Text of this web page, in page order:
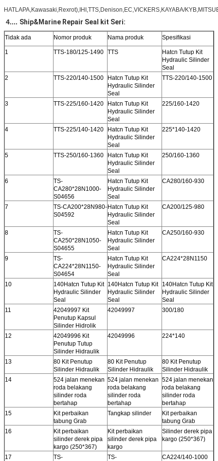
HATLAPA,Kawasaki,Rexrot),IHI,TTS,Denison,EC,VICKERS,KAYABA/
4.... Ship&Marine Repair Seal kit Seri:
Tidak ada Nomor produk Nama produk Spesifikasi
1 TTS-180/125-1490 TTS
Hatcn Tutup Kit
Hydraulic Silinder
Seal
2
TTS-220/140-1500
Hatcn Tutup Kit
Hydraulic Silinder
Seal
TTS-220/140-1500
3 TTS-225/160-1420
Hatcn Tutup Kit
Hydraulic Silinder
Seal
225/160-1420
4 TTS-225/140-1420
Hatcn Tutup Kit
Hydraulic Silinder
Seal
225*140-1420
5 TTS-250/160-1360
Hatcn Tutup Kit
Hydraulic Silinder
Seal
250/160-1360
6
TS-
CA280*28N1000-
S04656
Hatcn Tutup Kit
Hydraulic Silinder
Seal
CA280/160-930
7
TS-CA200*28N980-
S04592
Hatcn Tutup Kit
Hydraulic Silinder
Seal
CA200/125-980
8
TS-
CA250*28N1050-
S04655
Hatcn Tutup Kit
Hydraulic Silinder
Seal
CA250/160-930
9
TS-
CA224*28N1150-
S04654
Hatcn Tutup Kit
Hydraulic Silinder
Seal
CA224*28N1150
10
140Hatcn Tutup Kit
Hydraulic Silinder
Seal
140Hatcn Tutup Kit
Hydraulic Silinder
Seal
140Hatcn Tutup Kit
Hydraulic Silinder
Seal
11
42049997 Kit
Penutup Kapsul
Silinder Hidrolik
42049997 300/180
12
42049996 Kit
Penutup Tutup
Silinder Hidraulik
42049996 224*140
13
80 Kit Penutup
Silinder Hidraulik
80 Kit Penutup
Silinder Hidraulik
80 Kit Penutup
Silinder Hidraulik
14
524 jalan menekan
roda belakang
silinder roda
bertahap
524 jalan menekan
roda belakang
silinder roda
bertahap
524 jalan menekan
roda belakang
silinder roda
bertahap
15
Kit perbaikan
tabung Grab
Tangkap silinder
Kit perbaikan
tabung Grab
16
Kit perbaikan
silinder derek pipa
kargo (250*367)
Kit perbaikan
silinder derek pipa
kargo
Silinder derek pipa
kargo (250*367)
17 TS- TS- CA224/140-1000